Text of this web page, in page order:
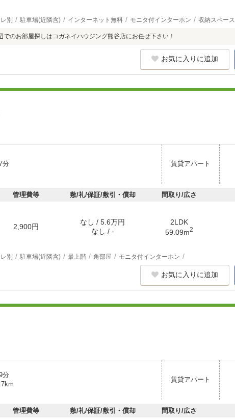
別 駐車場(近隣含) インターネット無料 モニタ付インターホン 収納スペース
のお部屋探しはコガネイハウジング熊谷店にお任せ下さい！
お気に入りに追加
分 賃貸アパート
管理費等 敷/礼/保証/敷引・償却 間取り/広さ
2,900円
なし / 5.6万円
なし / -
2LDK
59.09m2
別 駐車場(近隣含) 最上階 角部屋 モニタ付インターホン
お気に入りに追加
分
賃貸アパート
管理費等 敷/礼/保証/敷引・償却 間取り/広さ